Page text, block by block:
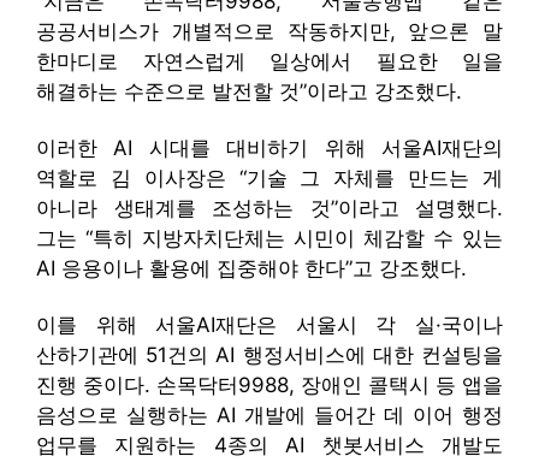
공공서비스가 개별적으로 작동하지만, 앞으론 말
한마디로 자연스럽게 일상에서 필요한 일을
해결하는 수준으로 발전할 것”이라고 강조했다.
이러한 AI 시대를 대비하기 위해 서울AI재단의
역할로 김 이사장은 “기술 그 자체를 만드는 게
아니라 생태계를 조성하는 것”이라고 설명했다.
그는 “특히 지방자치단체는 시민이 체감할 수 있는
AI 응용이나 활용에 집중해야 한다”고 강조했다.
이를 위해 서울AI재단은 서울시 각 실·국이나
산하기관에 51건의 AI 행정서비스에 대한 컨설팅을
진행 중이다. 손목닥터9988, 장애인 콜택시 등 앱을
음성으로 실행하는 AI 개발에 들어간 데 이어 행정
업무를 지원하는 4종의 AI 챗봇서비스 개발도